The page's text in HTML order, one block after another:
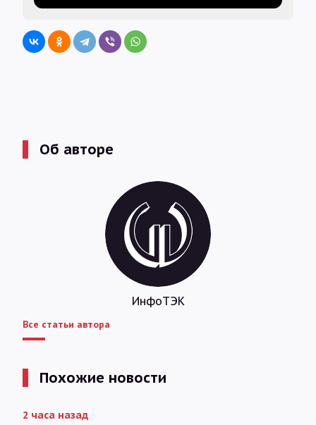
Об авторе
ИнфоТЭК
Все статьи автора
Похожие новости
2 часа назад